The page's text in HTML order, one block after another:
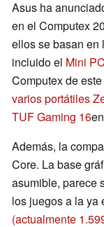
Asus ha
en el Computex
ellos se basan en
incluido el Mini
Computex de
varios portátiles
TUF Gaming 16
Además, la
Core. La base
asumible, parece
los juegos a la ya
(actualmente